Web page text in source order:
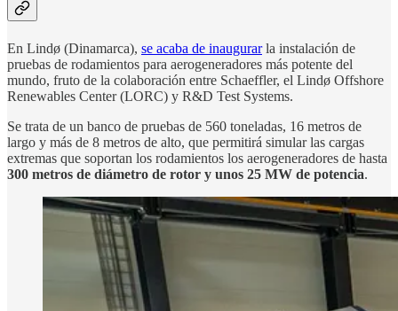
En Lindø (Dinamarca), se acaba de inaugurarla instalación de
pruebas de rodamientos para aerogeneradores más potente del
mundo, fruto de la colaboración entre Schaeffler, el Lindø Offshore
Renewables Center (LORC) y R&D Test Systems.
Se trata de un banco de pruebas de 560 toneladas, 16 metros de
largo y más de 8 metros de alto, que permitirá simular las cargas
extremas que soportan los rodamientos los aerogeneradores de hasta
300 metros de diámetro de rotor y unos 25 MW de potencia.